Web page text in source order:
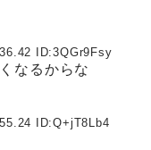
ID:3QGr9Fsy
なるからな
ID:Q+jT8Lb4